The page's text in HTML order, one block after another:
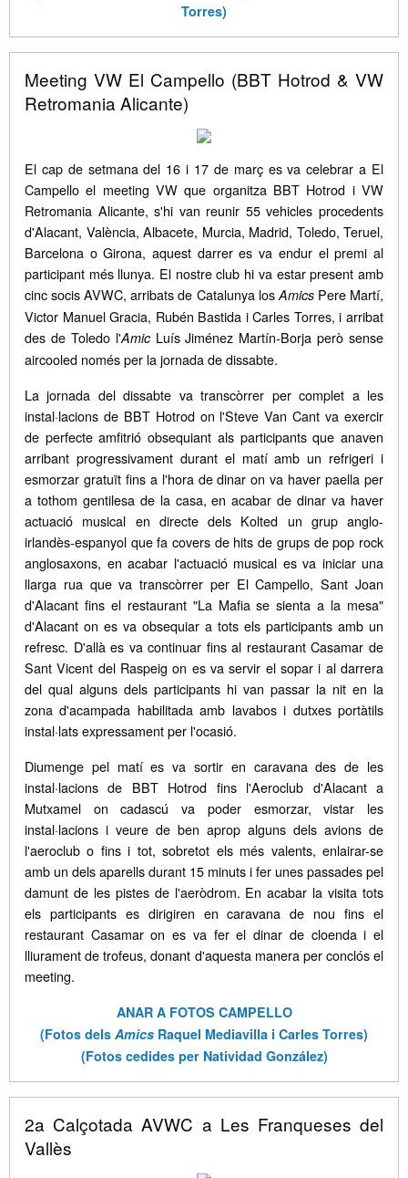
Torres)
Meeting VW El Campello (BBT Hotrod & VW
Retromania Alicante)
El cap de setmana del 16 i 17 de març es va celebrar a El
Campello el meeting VW que organitza BBT Hotrod i VW
Retromania Alicante, s'hi van reunir 55 vehicles procedents
d'Alacant, València, Albacete, Murcia, Madrid, Toledo, Teruel,
Barcelona o Girona, aquest darrer es va endur el premi al
participant més llunya. El nostre club hi va estar present amb
cinc socis AVWC, arribats de Catalunya losAmicsPere Martí,
Victor Manuel Gracia, Rubén Bastida i Carles Torres, i arribat
des de Toledo l'AmicLuís Jiménez Martín-Borja però sense
aircooled només per la jornada de dissabte.
La jornada del dissabte va transcòrrer per complet a les
instal·lacions de BBT Hotrod on l'Steve Van Cant va exercir
de perfecte amfitrió obsequiant als participants que anaven
arribant progressivament durant el matí amb un refrigeri i
esmorzar gratuït fins a l'hora de dinar on va haver paella per
a tothom gentilesa de la casa, en acabar de dinar va haver
actuació musical en directe dels Kolted un grup anglo-
irlandès-espanyol que fa covers de hits de grups de pop rock
anglosaxons, en acabar l'actuació musical es va iniciar una
llarga rua que va transcòrrer per El Campello, Sant Joan
d'Alacant fins el restaurant "La Mafia se sienta a la mesa"
d'Alacant on es va obsequiar a tots els participants amb un
refresc. D'allà es va continuar fins al restaurant Casamar de
Sant Vicent del Raspeig on es va servir el sopar i al darrera
del qual alguns dels participants hi van passar la nit en la
zona d'acampada habilitada amb lavabos i dutxes portàtils
instal·lats expressament per l'ocasió.
Diumenge pel matí es va sortir en caravana des de les
instal·lacions de BBT Hotrod fins l'Aeroclub d'Alacant a
Mutxamel on cadascú va poder esmorzar, vistar les
instal·lacions i veure de ben aprop alguns dels avions de
l'aeroclub o fins i tot, sobretot els més valents, enlairar-se
amb un dels aparells durant 15 minuts i fer unes passades pel
damunt de les pistes de l'aeròdrom. En acabar la visita tots
els participants es dirigiren en caravana de nou fins el
restaurant Casamar on es va fer el dinar de cloenda i el
lliurament de trofeus, donant d'aquesta manera per conclós el
meeting.
ANAR A FOTOS CAMPELLO
(Fotos dels Amics Raquel Mediavilla i Carles Torres)
(Fotos cedides per Natividad González)
2a Calçotada AVWC a Les Franqueses del
Vallès